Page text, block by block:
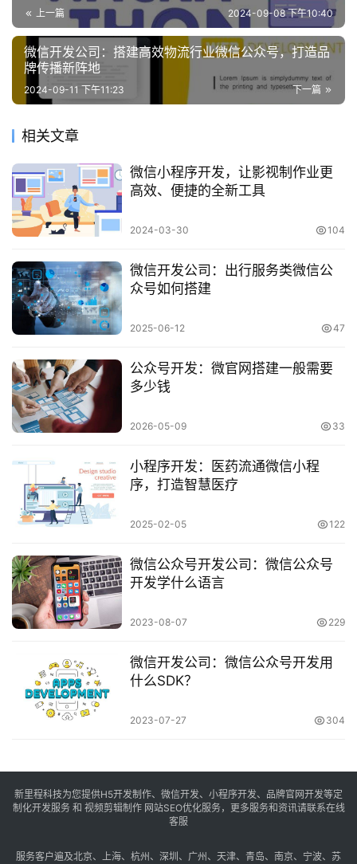
上一篇 2024-09-08 下午10:40
微信开发公司：搭建高效物流行业微信公众号，打造品
牌传播新阵地
下一篇
2024-09-11 下午11:23
相关文章
微信小程序开发，让影视制作业更
高效、便捷的全新工具
2024-03-30 104
微信开发公司：出行服务类微信公
众号如何搭建
2025-06-12 47
公众号开发：微官网搭建一般需要
多少钱
2026-05-09 33
小程序开发：医药流通微信小程
序，打造智慧医疗
2025-02-05 122
微信公众号开发公司：微信公众号
开发学什么语言
2023-08-07 229
微信开发公司：微信公众号开发用
什么SDK？
2023-07-27 304
新里程科技为您提供H5开发制作、微信开发、小程序开发、品牌官网开发等定
制化开发服务 和 视频剪辑制作 网站SEO优化服务，更多服务和资讯请联系在线
客服
服务客户遍及北京、 上海、 杭州 、 深圳 、 广州 、 天津、 青岛、 南京、 宁波、 苏